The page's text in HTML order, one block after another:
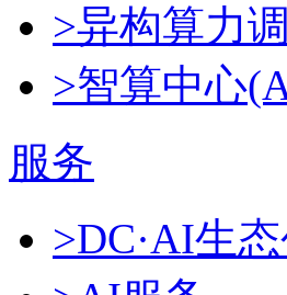
>异构算力
>智算中心
服务
>DC·AI生